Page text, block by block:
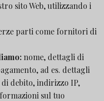
sito Web, utilizzando i
parti come fornitori di
nome, dettagli di
ad es. dettagli
debito, indirizzo IP,
sul tuo